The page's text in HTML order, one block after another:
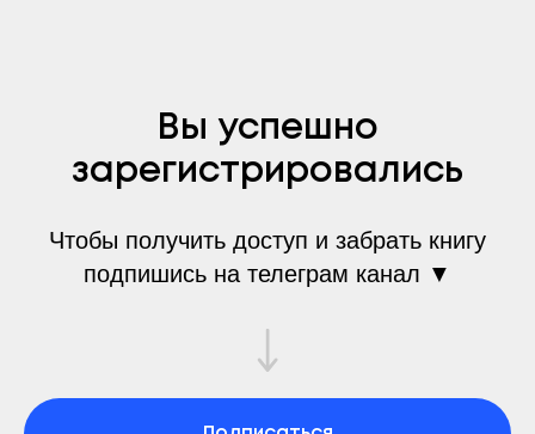
Вы успешно
зарегистрировались
Чтобы получить доступ и забрать книгу
подпишись на телеграм канал ▼